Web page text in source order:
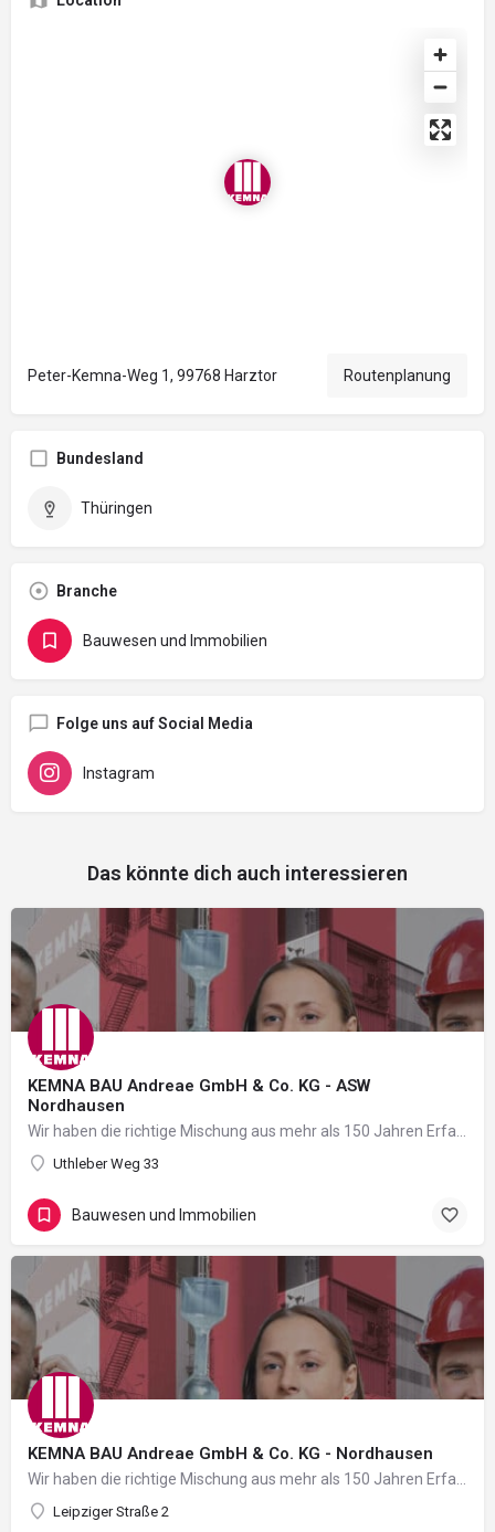
Peter-Kemna-Weg 1, 99768 Harztor Routenplanung
Bundesland
Thüringen
Branche
Bauwesen und Immobilien
Folge uns auf Social Media
Instagram
Das könnte dich auch interessieren
KEMNA BAU Andreae GmbH & Co. KG - ASW
Nordhausen
Wir haben die richtige Mischung aus mehr als 150 Jahren Erfahrung, gesunder mittelständischer Struktur mit…
Uthleber Weg 33
Bauwesen und Immobilien
KEMNA BAU Andreae GmbH & Co. KG - Nordhausen
Wir haben die richtige Mischung aus mehr als 150 Jahren Erfahrung, gesunder mittelständischer Struktur mit…
Leipziger Straße 2